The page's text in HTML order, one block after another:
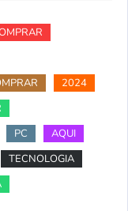
2024
PC
AQUI
TECNOLOGIA